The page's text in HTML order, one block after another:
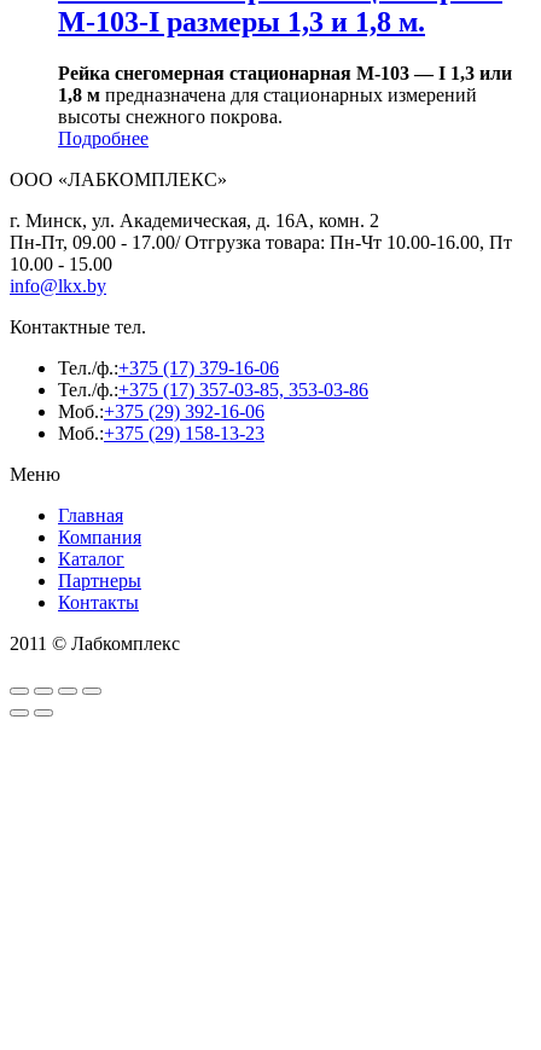
М-103-I размеры 1,3 и 1,8 м.
Рейка снегомерная стационарная М-103 — I 1,3 или
1,8 м предназначена для стационарных измерений
высоты снежного покрова.
Подробнее
ООО «ЛАБКОМПЛЕКС»
г. Минск, ул. Академическая, д. 16А, комн. 2
Пн-Пт, 09.00 - 17.00/ Отгрузка товара: Пн-Чт 10.00-16.00, Пт
10.00 - 15.00
info@lkx.by
Контактные тел.
Тел./ф.:+375 (17) 379-16-06
Тел./ф.:+375 (17) 357-03-85, 353-03-86
Моб.:+375 (29) 392-16-06
Моб.:+375 (29) 158-13-23
Меню
Главная
Компания
Каталог
Партнеры
Контакты
2011 © Лабкомплекс